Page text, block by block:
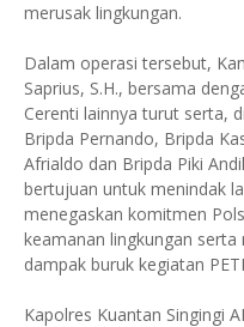
merusak lingkungan.
Dalam operasi tersebut,
Saprius, S.H., bersama
Cerenti lainnya turut serta,
Bripda Pernando, Bripda
Afrialdo dan Bripda Piki
bertujuan untuk menindak
menegaskan komitmen
keamanan lingkungan
dampak buruk kegiatan
Kapolres Kuantan Singingi